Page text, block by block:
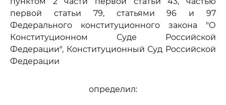
первой статьи 79, статьями 96 и 97
Федерального конституционного закона "О
Конституционном Суде Российской
Федерации", Конституционный Суд Российской
Федерации
определил: